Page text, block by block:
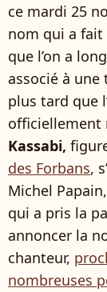
ce mardi 25
nom qui a
que l’on a
associé à une
plus tard que
officiellement
Kassabi,
des Forbans,
Michel
qui a pris la
annoncer la
chanteur,
nombreuses